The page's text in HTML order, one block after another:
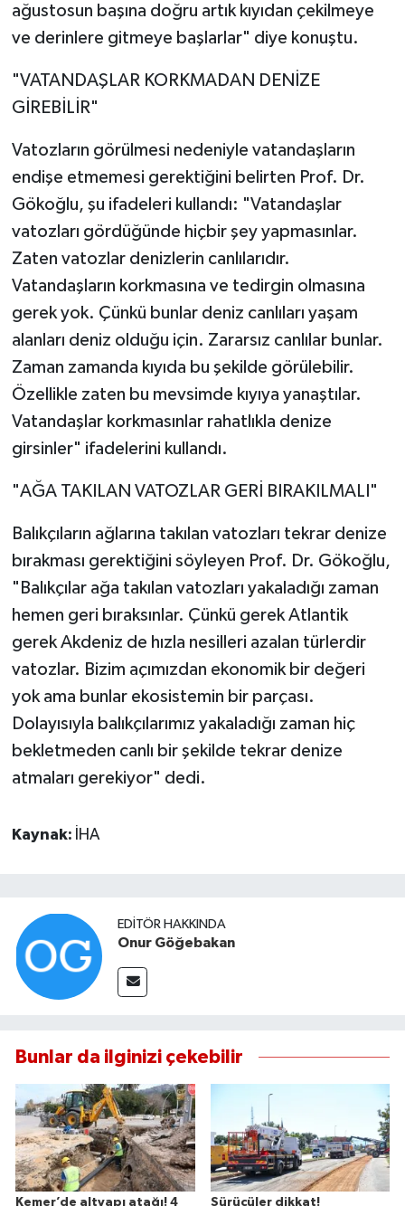
ağustosun başına doğru artık kıyıdan çekilmeye
ve derinlere gitmeye başlarlar" diye konuştu.
"VATANDAŞLAR KORKMADAN DENİZE
GİREBİLİR"
Vatozların görülmesi nedeniyle vatandaşların
endişe etmemesi gerektiğini belirten Prof. Dr.
Gökoğlu, şu ifadeleri kullandı: "Vatandaşlar
vatozları gördüğünde hiçbir şey yapmasınlar.
Zaten vatozlar denizlerin canlılarıdır.
Vatandaşların korkmasına ve tedirgin olmasına
gerek yok. Çünkü bunlar deniz canlıları yaşam
alanları deniz olduğu için. Zararsız canlılar bunlar.
Zaman zamanda kıyıda bu şekilde görülebilir.
Özellikle zaten bu mevsimde kıyıya yanaştılar.
Vatandaşlar korkmasınlar rahatlıkla denize
girsinler" ifadelerini kullandı.
"AĞA TAKILAN VATOZLAR GERİ BIRAKILMALI"
Balıkçıların ağlarına takılan vatozları tekrar denize
bırakması gerektiğini söyleyen Prof. Dr. Gökoğlu,
"Balıkçılar ağa takılan vatozları yakaladığı zaman
hemen geri bıraksınlar. Çünkü gerek Atlantik
gerek Akdeniz de hızla nesilleri azalan türlerdir
vatozlar. Bizim açımızdan ekonomik bir değeri
yok ama bunlar ekosistemin bir parçası.
Dolayısıyla balıkçılarımız yakaladığı zaman hiç
bekletmeden canlı bir şekilde tekrar denize
atmaları gerekiyor" dedi.
Kaynak: İHA
EDITÖR HAKKINDA
Onur Göğebakan
Bunlar da ilginizi çekebilir
Kemer’de altyapı atağı! 4
Sürücüler dikkat!